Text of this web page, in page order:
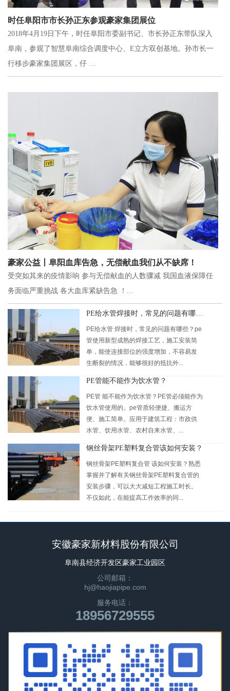
时任阜阳市市长孙正东参观豪家集团展位
2018年4月19日下午，时任阜阳市委副书记、市长孙正东带队深入
阜南，参观了智慧阜南综合调度中心、E立方双创基地。孙市长一
行移步豪家集团展区，仔 …
豪家公益丨阜阳血库告急，无偿献血我们从不缺席！
受突如其来的疫情影响 参与无偿献血的人数骤减 我国血液保障任
务面临严重挑战 各大血库紧缺告急 ！...
PE给水管焊接时，常见的问题有哪些？
PE给水管 焊接时，常见的问题有哪些？pe
管使用新型成熟的焊接工艺，施工安装简
单，能使连接部位的强度增加，不容易发
生断裂的情况，能够很好的抵抗外...
PE管能不能作为饮水管？
PE管 能不能作为饮水管？PE管必须能作为
饮水管使用的。pe管质轻便捷、搬运方
便、施工简单。应用于建筑工程：市政供
水管、饮用水管、农村自来水管、...
钢丝骨架PE塑料复合管该如何安装？
钢丝骨架PE塑料复合管 该如何安装？熟悉
掌握并了解有关钢丝骨架PE塑料复合管的
安装步骤，可以大大减短工程施工时长。
不仅如此，在能提高工作效率的同...
安徽豪家新材料股份有限公司
阜南县经济开发区豪家工业园区
公司邮箱：
hj@haojiapipe.com
服务电话：
18956729555